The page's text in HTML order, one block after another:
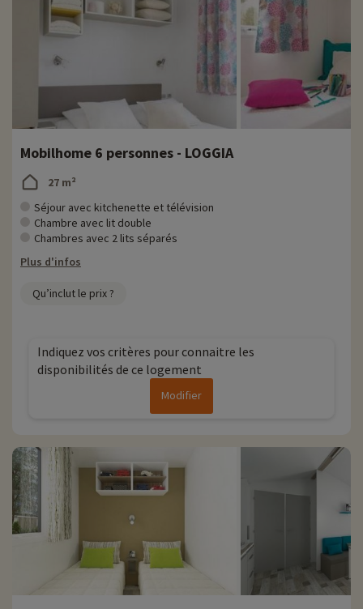
Mobilhome 6 personnes - LOGGIA
27 m²
Séjour avec kitchenette et télévision
Chambre avec lit double
Chambres avec 2 lits séparés
Plus d'infos
Qu’inclut le prix ?
Indiquez vos critères pour connaitre les
disponibilités de ce logement
Modifier